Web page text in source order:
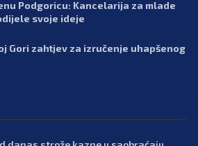
Podgoricu: Kancelarija za mlade
svoje ideje
Gori zahtjev za izručenje uhapšenog